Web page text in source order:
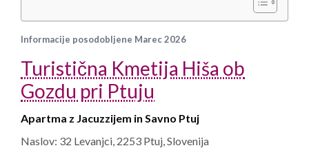
Informacije posodobljene Marec 2026
Turistična Kmetija Hiša ob
Gozdu pri Ptuju
Apartma z Jacuzzijem in Savno Ptuj
Naslov: 32 Levanjci, 2253 Ptuj, Slovenija